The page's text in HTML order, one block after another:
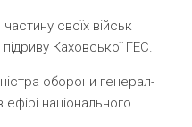
своїх військ
Каховської ГЕС.
оборони генерал-
національного